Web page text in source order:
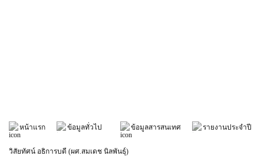
หน้าแรก ข้อมูลทั่วไป ข้อมูลสารสนเทศ รายงานประจำปี
วิสัยทัศน์ อธิการบดี (ผศ.สมเดช นิลพันธุ์)